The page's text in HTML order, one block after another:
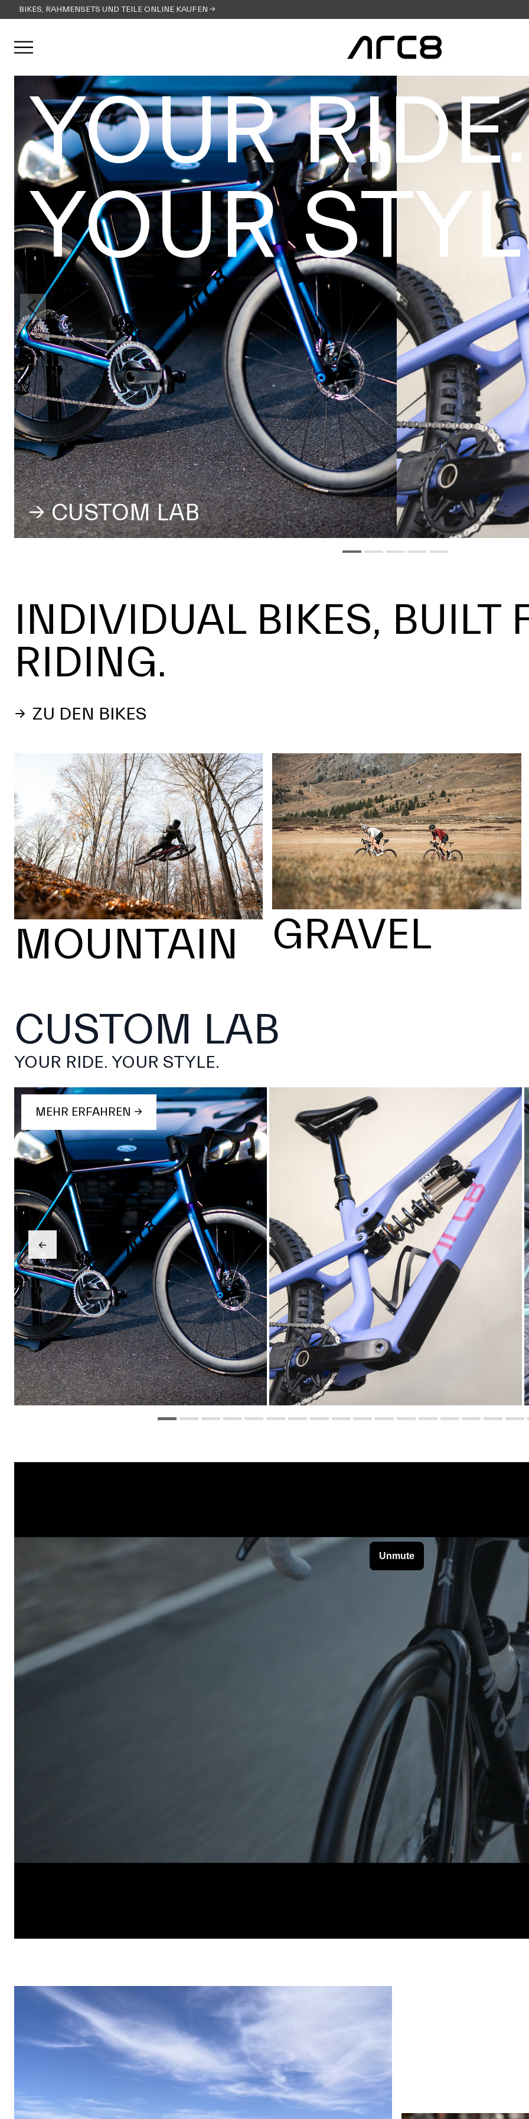
BIKES, RAHMENSETS UND TEILE ONLINE KAUFEN →
Menü öffnen
YOUR RIDE.
YOUR
→ CUSTOM LAB
INDIVIDUAL BIKES, BUILT
RIDING.
ZU DEN BIKES
MOUNTAIN
GRAVEL
CUSTOM LAB
YOUR RIDE. YOUR STYLE.
MEHR ERFAHREN →
→